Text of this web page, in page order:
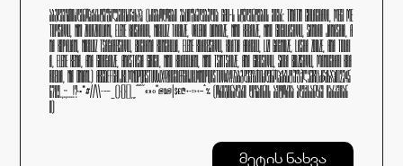
აბგდევზთიკლმნოპჟრსტუფქღყშჩცძწჭხჯჰ (სიმბოლოები გაციფრულებულია GAU-ს სტუდენტების მიერ: Tinatin Chilachava, Megi Me
topishvili, Nini Zhorzholiani, Elene Kaishauri, Nikoloz Tabidze, Valeria Donadze, Nino Kebadze, Nino Gugulashvili, Sandro Janashia, A
na Kopaliani, Nikoloz Tsagareishvili, Bachana Kunchulia, Elene Khabeishvili, Khatia Arabuli, Lizi Gagnidze, Lasha Zoidze, Ana Todri
a, Elene Kenia, Ana Giorgadze, Anastasia Girich, Nino Khabuliani, Nino Tsintsadze, Ana Gikoshvili, Saba Bidzishvili, Manuchari Kha
rbedia, Nia Oniani.) ABCDEFGHIJKLMNOPQRSTUVWXYZabcdefghijklmnopqrstuvwxyzᲐᲑᲒᲓᲔᲕᲖᲗᲘᲙᲚᲛᲜᲝᲞᲟᲠᲡᲢᲣᲤᲥᲦᲧᲨᲩᲪᲫᲬᲭᲮᲯᲰ012345
6789.,:;…!?·•*#//\\-–—_(){}[]‚„“”‘’«»‹›"'@&©|$€₾+−=><~^% (ორიგინალური დიზაინის ავტორია ალექსანდრე ჩარკვიან
მეტის ნახვა